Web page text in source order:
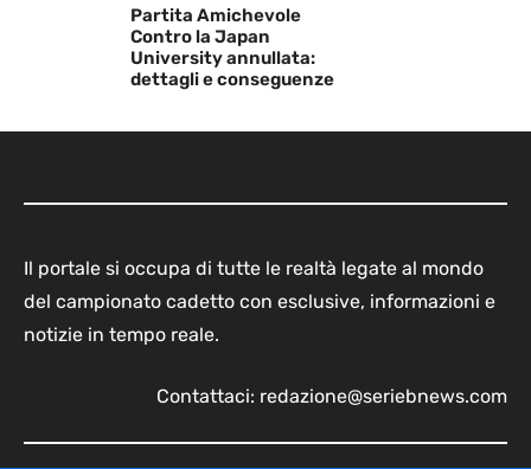
Partita Amichevole
Contro la Japan
University annullata:
dettagli e conseguenze
Il portale si occupa di tutte le realtà legate al mondo
del campionato cadetto con esclusive, informazioni e
notizie in tempo reale.
Contattaci: redazione@seriebnews.com